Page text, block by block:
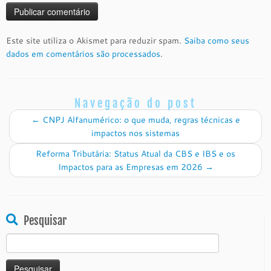
Este site utiliza o Akismet para reduzir spam. Saiba como seus
dados em comentários são processados.
Navegação do post
← CNPJ Alfanumérico: o que muda, regras técnicas e
impactos nos sistemas
Reforma Tributária: Status Atual da CBS e IBS e os
Impactos para as Empresas em 2026 →
Pesquisar
por: